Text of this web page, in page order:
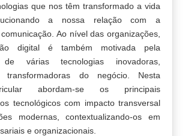
que nos têm transformado a vida
a nossa relação com a
Ao nível das organizações,
digital é também motivada pela
de várias tecnologias inovadoras,
transformadoras do negócio. Nesta
abordam-se os principais
tecnológicos com impacto transversal
modernas, contextualizando-os em
e organizacionais.